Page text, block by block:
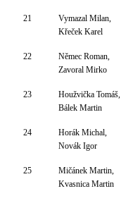
21
Vymazal Milan,
Křeček Karel
22
Němec Roman,
Zavoral Mirko
23
Houžvička Tomáš,
Bálek Martin
24
Horák Michal,
Novák Igor
25
Mičánek Martin,
Kvasnica Martin